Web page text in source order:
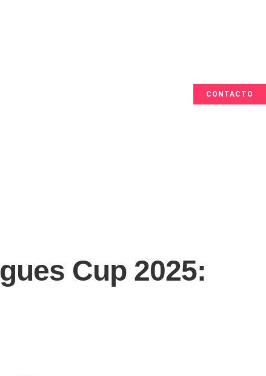
CONTACTO
Cup 2025: